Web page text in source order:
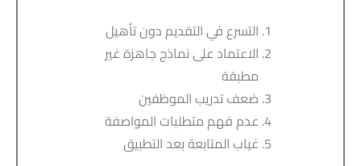
التسرع في التقديم دون تأهيل
الاعتماد على نماذج جاهزة غير
مطبقة
ضعف تدريب الموظفين
عدم فهم متطلبات المواصفة
غياب المتابعة بعد التطبيق